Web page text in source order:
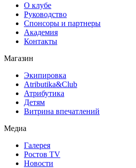
О клубе
Руководство
Спонсоры и партнеры
Академия
Контакты
Магазин
Экипировка
Atributika&Club
Атрибутика
Детям
Витрина впечатлений
Медиа
Галерея
Ростов TV
Новости